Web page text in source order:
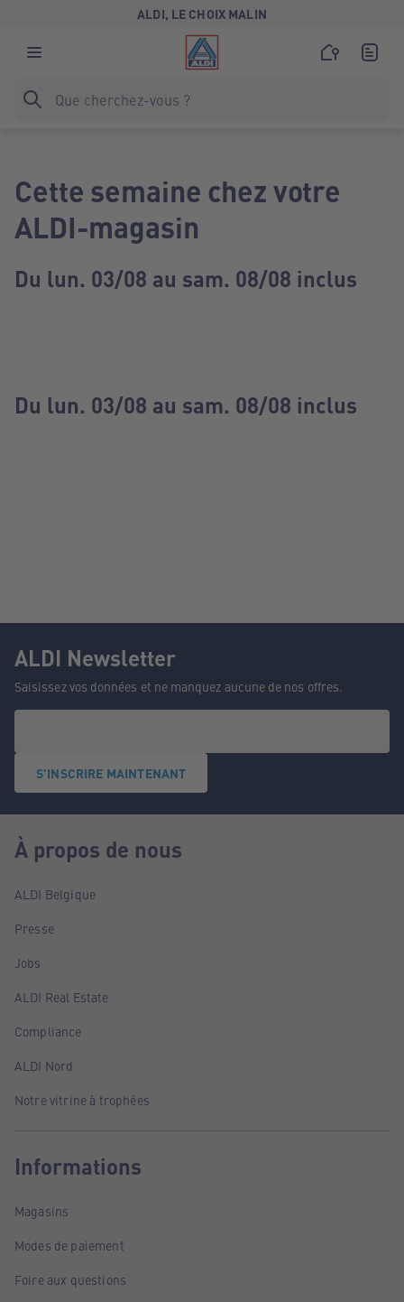
ALDI, LE CHOIX MALIN
Cette semaine chez votre
ALDI-magasin
Du lun. 03/08 au sam. 08/08 inclus
Du lun. 03/08 au sam. 08/08 inclus
ALDI Newsletter
Saisissez vos données et ne manquez aucune de nos offres.
S'INSCRIRE MAINTENANT
À propos de nous
ALDI Belgique
Presse
Jobs
ALDI Real Estate
Compliance
ALDI Nord
Notre vitrine à trophées
Informations
Magasins
Modes de paiement
Foire aux questions